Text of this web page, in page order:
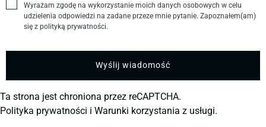
Wyrażam zgodę na wykorzystanie moich danych osobowych w celu
udzielenia odpowiedzi na zadane przeze mnie pytanie. Zapoznałem(am)
się z polityką prywatności.
Ta strona jest chroniona przez reCAPTCHA.
Polityka prywatności i Warunki korzystania z usługi.